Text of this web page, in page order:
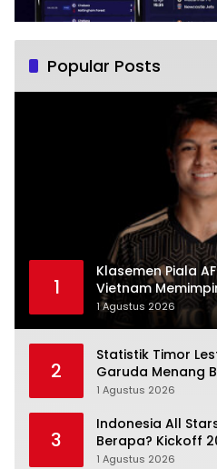
Popular Posts
1
Klasemen Piala
Vietnam
Posisi Tiga
1 Agustus 2026
2
Statistik Timor
Garuda Menang
Angka Lebih Dulu
1 Agustus 2026
3
Indonesia All
Berapa? Kickoff
Nonton Resminya
1 Agustus 2026